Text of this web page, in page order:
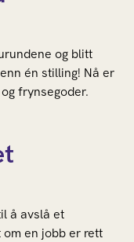
og blitt
én stilling! Nå er
frynsegoder.
å avslå et
en jobb er rett